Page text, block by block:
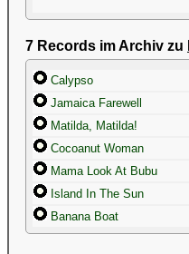
7 Records im Archiv zu
Calypso
Jamaica Farewell
Matilda, Matilda!
Cocoanut Woman
Mama Look At Bubu
Island In The Sun
Banana Boat